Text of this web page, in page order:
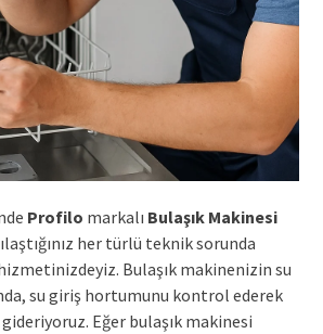
Profilo markalı Bulaşık Makinesi
her türlü teknik sorunda
Bulaşık makinenizin su
su giriş hortumunu kontrol ederek
gideriyoruz. Eğer bulaşık makinesi